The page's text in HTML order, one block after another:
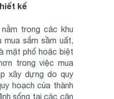
kế
trong các khu
sắm sầm uất,
mặt phố hoặc biệt
trong việc mua
xây dựng do quy
hoạch của thành
sống tại các căn